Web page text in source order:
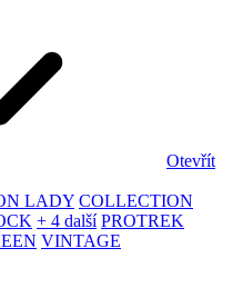
Otevřít
LADY COLLECTION
+ 4 další PROTREK
VINTAGE